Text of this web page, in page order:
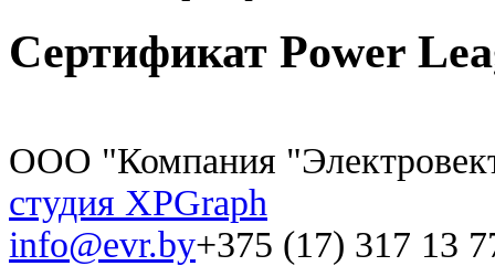
Сертификат Power
ООО "Компания
студия XPGraph
info@evr.by+375 (17) 317 13